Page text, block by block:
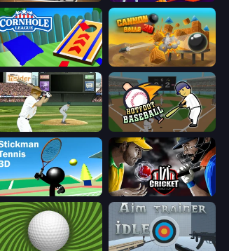
Cornhole League Cannon Balls 3D
ESPN Arcade Baseball Hotfoot Baseball
Stickman Tennis 3D Cricket World Cup